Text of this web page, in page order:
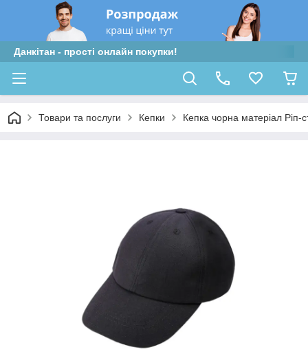
Данкітан - прості онлайн покупки!
Товари та послуги Кепки Кепка чорна матеріал Ріп-